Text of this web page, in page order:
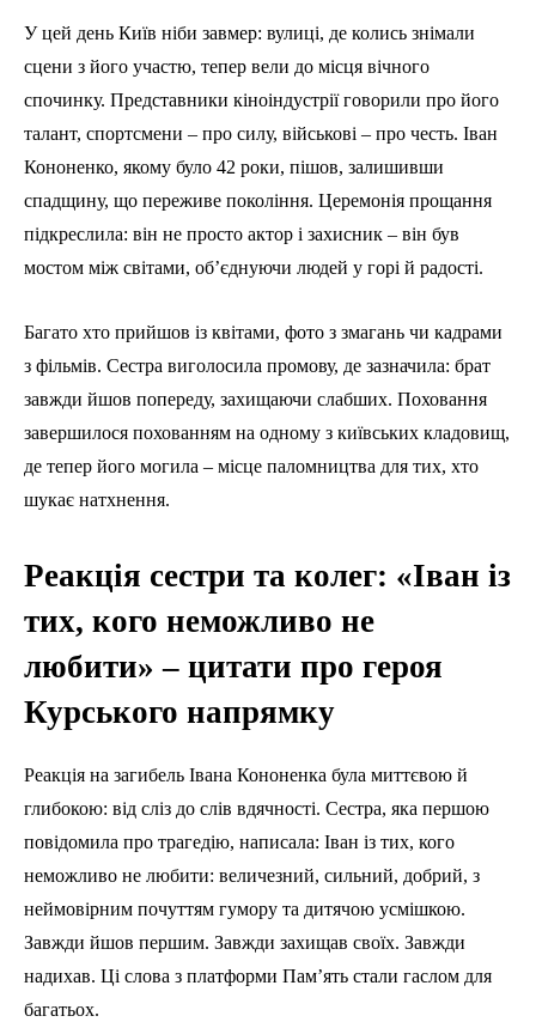
У цей день Київ ніби завмер: вулиці, де колись знімали
сцени з його участю, тепер вели до місця вічного
спочинку. Представники кіноіндустрії говорили про його
талант, спортсмени – про силу, військові – про честь. Іван
Кононенко, якому було 42 роки, пішов, залишивши
спадщину, що переживе покоління. Церемонія прощання
підкреслила: він не просто актор і захисник – він був
мостом між світами, об’єднуючи людей у горі й радості.
Багато хто прийшов із квітами, фото з змагань чи кадрами
з фільмів. Сестра виголосила промову, де зазначила: брат
завжди йшов попереду, захищаючи слабших. Поховання
завершилося похованням на одному з київських кладовищ,
де тепер його могила – місце паломництва для тих, хто
шукає натхнення.
Реакція сестри та колег: «Іван із
тих, кого неможливо не
любити» – цитати про героя
Курського напрямку
Реакція на загибель Івана Кононенка була миттєвою й
глибокою: від сліз до слів вдячності. Сестра, яка першою
повідомила про трагедію, написала: Іван із тих, кого
неможливо не любити: величезний, сильний, добрий, з
неймовірним почуттям гумору та дитячою усмішкою.
Завжди йшов першим. Завжди захищав своїх. Завжди
надихав. Ці слова з платформи Пам’ять стали гаслом для
багатьох.